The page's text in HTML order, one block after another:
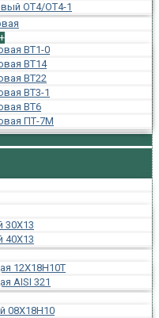
ОТ4/ОТ4-1
+
ВТ1-0
ВТ14
ВТ22
ВТ3-1
ВТ6
ПТ-7М
30Х13
40Х13
12Х18Н10Т
AISI 321
08Х18Н10